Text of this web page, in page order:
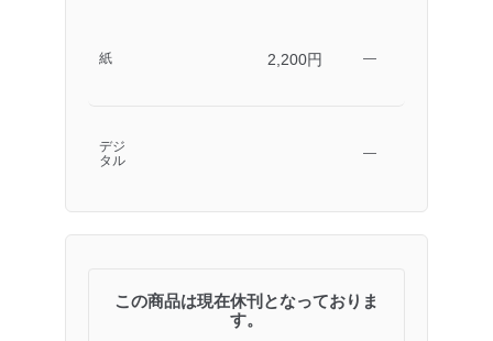
紙 2,200円 ―
デジ
タル
―
この商品は現在休刊となっておりま
す。